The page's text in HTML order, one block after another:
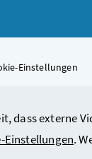
dass externe
Einstellungen.
Einstellungen